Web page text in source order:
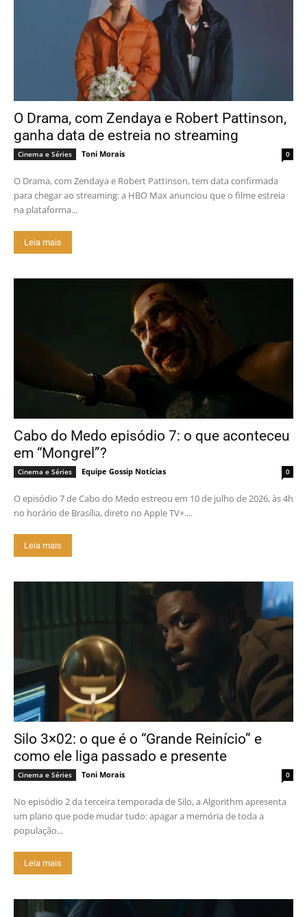
O Drama, com Zendaya e Robert Pattinson,
ganha data de estreia no streaming
Cinema e Séries Toni Morais 0
O Drama, com Zendaya e Robert Pattinson, tem data confirmada
para chegar ao streaming: a HBO Max anunciou que o filme estreia
na plataforma...
Leia mais
Cabo do Medo episódio 7: o que aconteceu
em “Mongrel”?
Cinema e Séries Equipe Gossip Notícias 0
O episódio 7 de Cabo do Medo estreou em 10 de julho de 2026, às 4h
no horário de Brasília, direto no Apple TV+....
Leia mais
Silo 3×02: o que é o “Grande Reinício” e
como ele liga passado e presente
Cinema e Séries Toni Morais 0
No episódio 2 da terceira temporada de Silo, a Algorithm apresenta
um plano que pode mudar tudo: apagar a memória de toda a
população...
Leia mais